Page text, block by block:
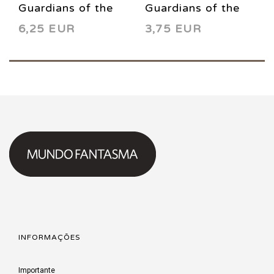
Guardians of the
Galaxy 3 1990
6,25 EUR
Guardians of the
Galaxy 17 1991
3,75 EUR
INFORMAÇÕES
Importante